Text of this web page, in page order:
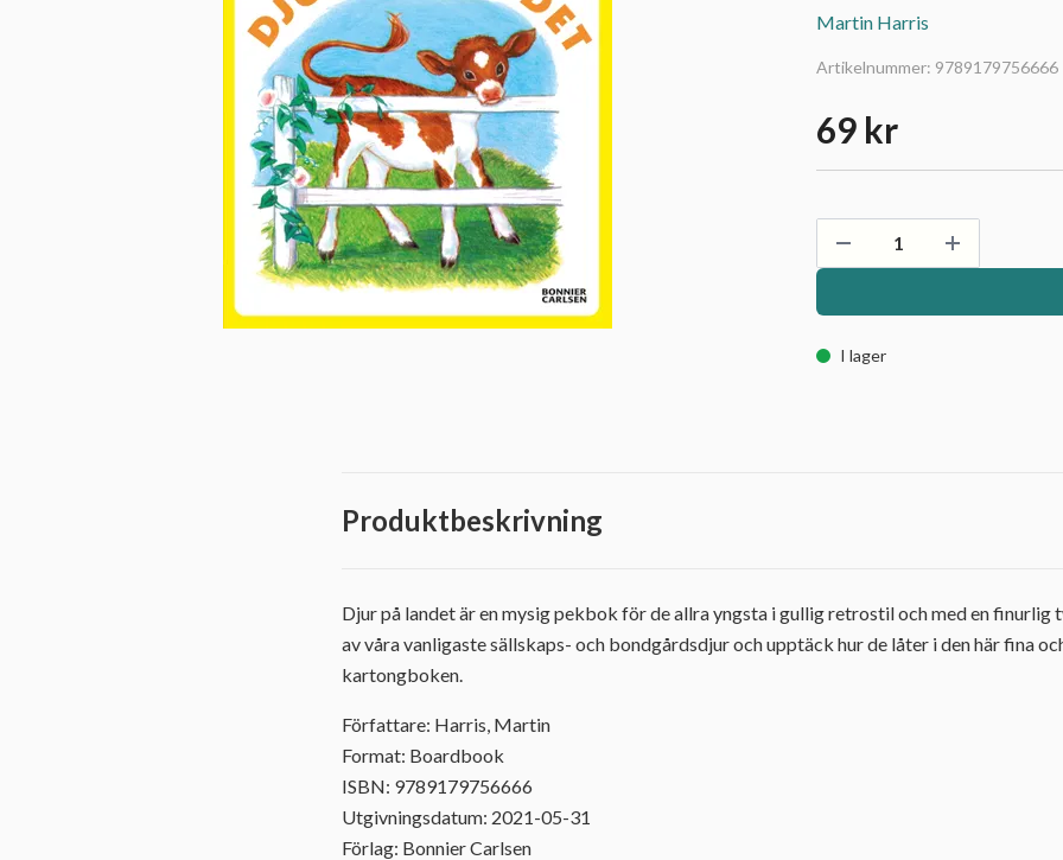
Martin Harris
Artikelnummer: 9789179756666
69 kr
I lager
Produktbeskrivning
Djur på landet är en mysig pekbok för de allra yngsta i gullig retrostil och med en finurlig
av våra vanligaste sällskaps- och bondgårdsdjur och upptäck hur de låter i den här fina
kartongboken.
Författare: Harris, Martin
Format: Boardbook
ISBN: 9789179756666
Utgivningsdatum: 2021-05-31
Förlag: Bonnier Carlsen